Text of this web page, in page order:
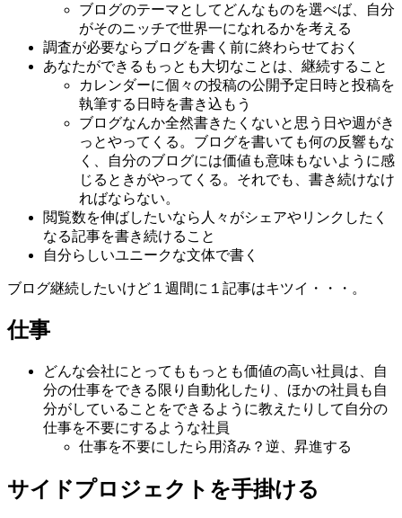
ブログのテーマとしてどんなものを選べば、自分
がそのニッチで世界一になれるかを考える
調査が必要ならブログを書く前に終わらせておく
あなたができるもっとも大切なことは、継続すること
カレンダーに個々の投稿の公開予定日時と投稿を
執筆する日時を書き込もう
ブログなんか全然書きたくないと思う日や週がき
っとやってくる。ブログを書いても何の反響もな
く、自分のブログには価値も意味もないように感
じるときがやってくる。それでも、書き続けなけ
ればならない。
閲覧数を伸ばしたいなら人々がシェアやリンクしたく
なる記事を書き続けること
自分らしいユニークな文体で書く
ブログ継続したいけど１週間に１記事はキツイ・・・。
仕事
どんな会社にとってももっとも価値の高い社員は、自
分の仕事をできる限り自動化したり、ほかの社員も自
分がしていることをできるように教えたりして自分の
仕事を不要にするような社員
仕事を不要にしたら用済み？逆、昇進する
サイドプロジェクトを手掛ける